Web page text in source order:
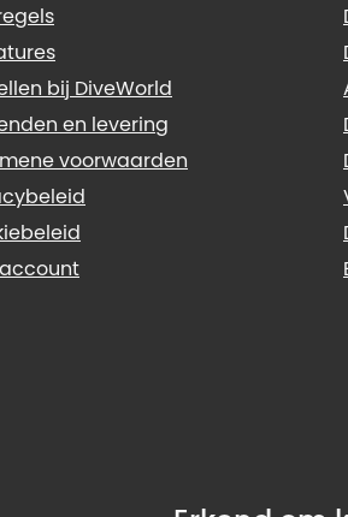
bij DiveWorld
en levering
voorwaarden